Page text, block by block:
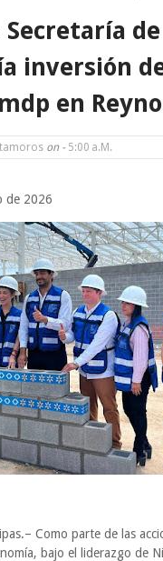
su riqueza
Trump y Sheinbaum llevan
Funcionarios, periodistas y
de
inversión
en
on - 5:00 A.m.
de 2026
Como parte de las
bajo el liderazgo de